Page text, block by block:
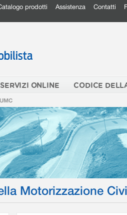
prodotti Assistenza Contatti
SERVIZI ONLINE CODICE
Motorizzazione